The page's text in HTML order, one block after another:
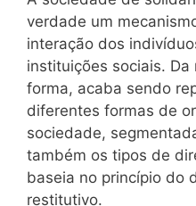
verdade um
interação dos
instituições sociais. Da
forma, acaba sendo
diferentes formas de
sociedade,
também os tipos de
baseia no princípio do
restitutivo.